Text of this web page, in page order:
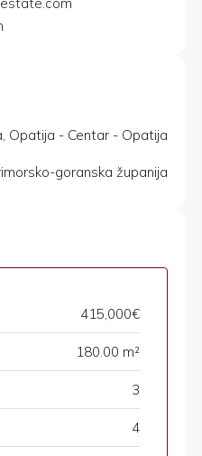
Opatija - Centar - Opatija
goranska županija
415,000€
180.00 m²
3
4